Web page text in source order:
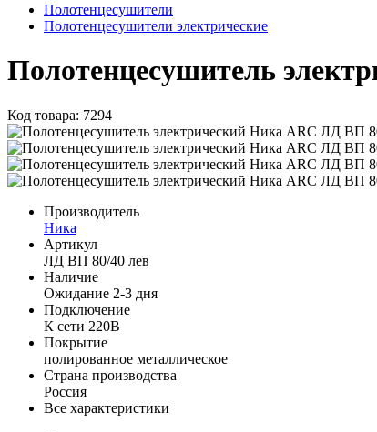
Полотенцесушители
Полотенцесушители электрические
Полотенцесушитель
Код товара: 7294
Производитель
Ника
Артикул
ЛД ВП 80/40 лев
Наличие
Ожидание 2-3 дня
Подключение
К сети 220В
Покрытие
полированное металлическое
Страна производства
Россия
Все характеристики